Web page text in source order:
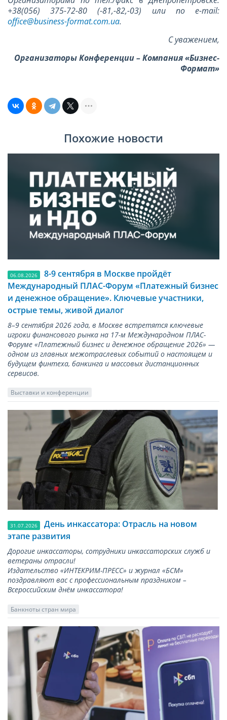
+38(056) 375-72-80 (-81,-82,-03) или по е-mail:
office@business-format.com.ua.
С уважением,
Организаторы Конференции – Компания «Бизнес-
Формат»
Похожие новости
06.08.2026
8-9 сентября в Москве пройдёт
Международный ПЛАС-Форум «Платежный бизнес
и денежное обращение». Ключевые участники,
острые темы, живой диалог
8–9 сентября 2026 года, в Москве встретятся ключевые
игроки финансового рынка на 17-м Международном ПЛАС-
Форуме «Платежный бизнес и денежное обращение 2026» —
одном из главных межотраслевых событий о настоящем и
будущем финтеха, банкинга и массовых дистанционных
сервисов.
Выставки и конференции
31.07.2026
День инкассатора: Отрасль на новом
этапе развития
Дорогие инкассаторы, сотрудники инкассаторских служб и
ветераны отрасли!
Издательство «ИНТЕКРИМ-ПРЕСС» и журнал «БСМ»
поздравляют вас с профессиональным праздником –
Всероссийским днём инкассатора!
Банкноты стран мира